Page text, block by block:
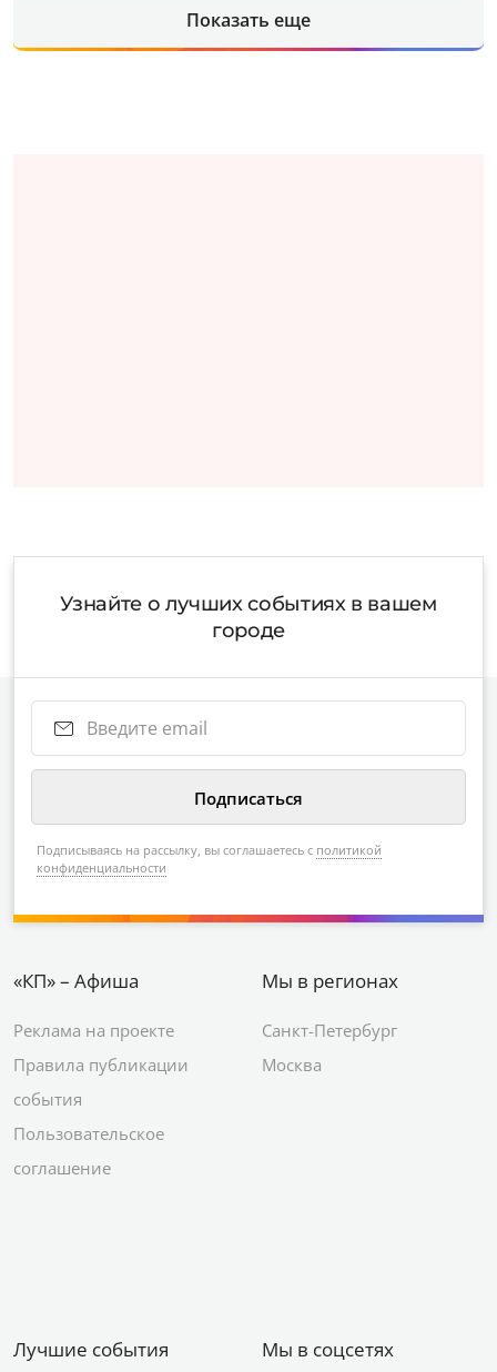
Показать еще
Узнайте о лучших событиях в вашем
городе
Подписываясь на рассылку, вы соглашаетесь с политикой
конфиденциальности
«КП» – Афиша
Реклама на проекте
Правила публикации
события
Пользовательское
соглашение
Мы в регионах
Санкт-Петербург
Москва
Лучшие события Мы в соцсетях